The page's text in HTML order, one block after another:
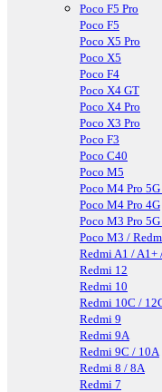
Poco F5 Pro
Poco F5
Poco X5 Pro
Poco X5
Poco F4
Poco X4 GT
Poco X4 Pro
Poco X3 Pro
Poco F3
Poco C40
Poco M5
Poco M4 Pro
Poco M4 Pro 4G
Poco M3 Pro
Poco M3 /
Redmi A1 / A1+
Redmi 12
Redmi 10
Redmi 10C /
Redmi 9
Redmi 9A
Redmi 9C / 10A
Redmi 8 / 8A
Redmi 7